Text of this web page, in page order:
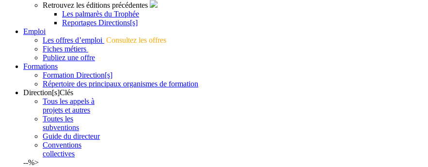
Retrouvez les éditions précédentes
Les palmarès du Trophée
Reportages Directions[s]
Emploi
Les offres d’emploi Consultez les offres
Fiches métiers
Publiez une offre
Formations
Formation Direction[s]
Répertoire des principaux organismes de formation
Direction[s]Clés
Tous les appels à
projets et autres
Toutes les
subventions
Guide du directeur
Conventions
collectives
--%>